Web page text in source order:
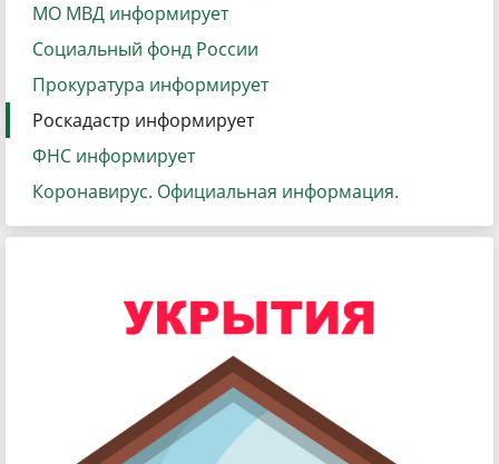
МО МВД информирует
Социальный фонд России
Прокуратура информирует
Роскадастр информирует
ФНС информирует
Коронавирус. Официальная информация.